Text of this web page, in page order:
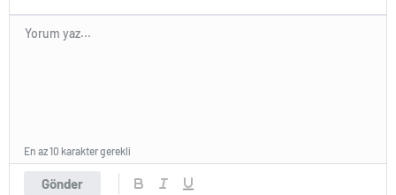
Gönder
En az 10 karakter gerekli